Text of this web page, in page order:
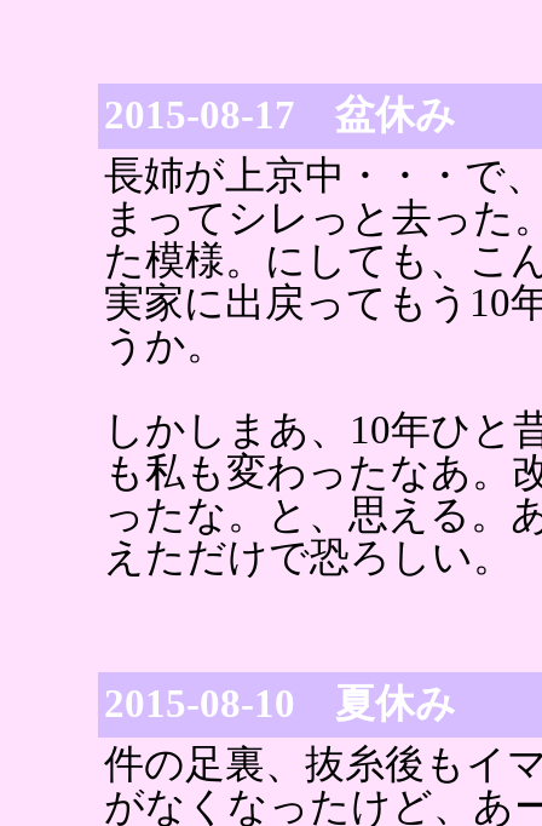
2015-08-17 盆休み
長姉が上京中・・・で
まってシレっと去った
た模様。にしても、こ
実家に出戻ってもう10
うか。
しかしまあ、10年ひと
も私も変わったなあ。
ったな。と、思える。
えただけで恐ろしい。
2015-08-10 夏休み
件の足裏、抜糸後もイ
がなくなったけど、あ